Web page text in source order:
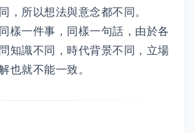
，所以想法與意念都不同。
樣一件事，同樣一句話，由於各
知識不同，時代背景不同，立場
也就不能一致。